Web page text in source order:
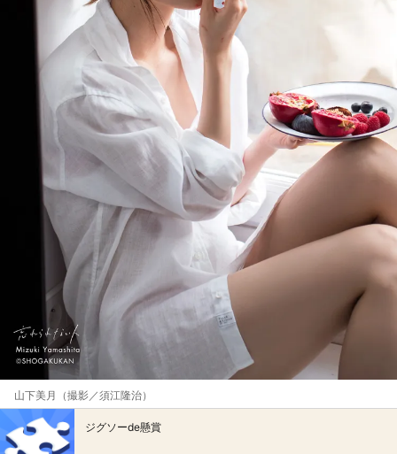
山下美月（撮影／須江隆治）
ジグソーde懸賞